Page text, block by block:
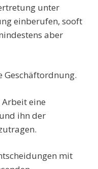
unter
einberufen, sooft
aber
Geschäftordnung.
eine
ihn der
mit